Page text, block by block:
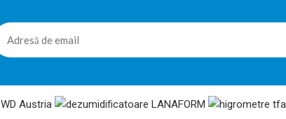
difuzorul de uleiuri esentiale Samoa va
incaperea in functie de starea in care va aflati.
aroma. Difuzorul functioneaza
..